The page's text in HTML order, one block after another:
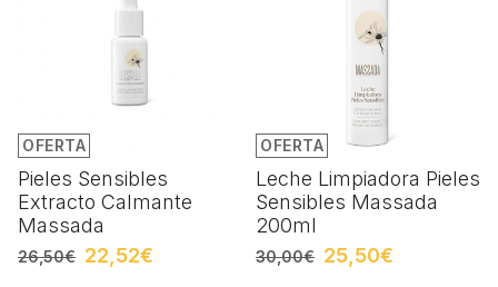
OFERTA
Pieles Sensibles
Extracto Calmante
Massada
26,50€ 22,52€
OFERTA
Leche Limpiadora Pieles
Sensibles Massada
200ml
30,00€ 25,50€